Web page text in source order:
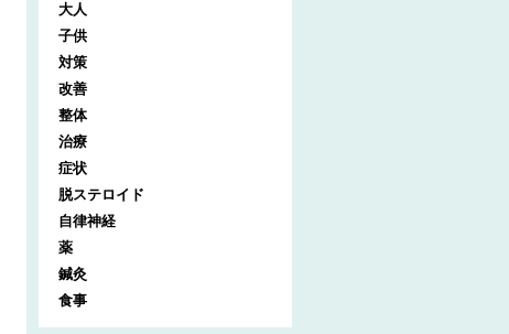
大人
子供
対策
改善
整体
治療
症状
脱ステロイド
自律神経
薬
鍼灸
食事